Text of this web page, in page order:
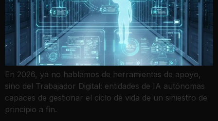
En 2026, ya no hablamos de herramientas de apoyo,
sino del Trabajador Digital: entidades de IA autónomas
capaces de gestionar el ciclo de vida de un siniestro de
principio a fin.